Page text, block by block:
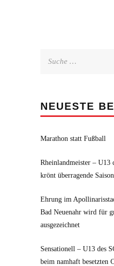
NEUESTE
Marathon statt Fußball
Rheinlandmeister – U13
krönt überragende Saison
Ehrung im
Bad Neuenahr wird für
ausgezeichnet
Sensationell – U13 des
beim namhaft besetzten